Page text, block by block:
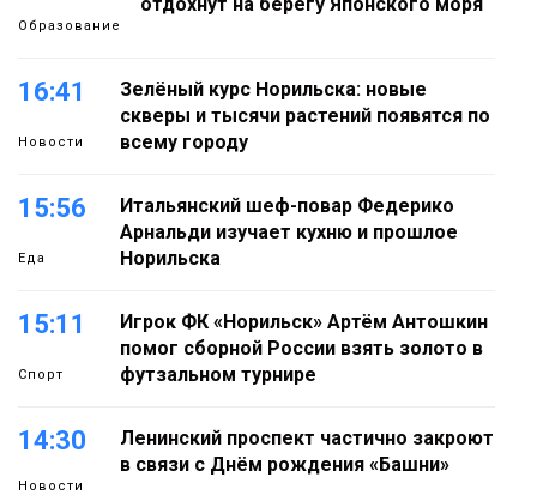
Образование
16:41
Новости
Зелёный курс Норильска: новые
скверы и тысячи растений появятся по
всему городу
15:56
Еда
Итальянский шеф-повар Федерико
Арнальди изучает кухню и прошлое
Норильска
15:11
Спорт
Игрок ФК «Норильск» Артём Антошкин
помог сборной России взять золото в
футзальном турнире
14:30
Новости
Ленинский проспект частично закроют
в связи с Днём рождения «Башни»